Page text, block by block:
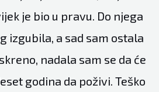
je bio u pravu. Do njega
izgubila, a sad sam ostala
nadala sam se da će
godina da poživi. Teško